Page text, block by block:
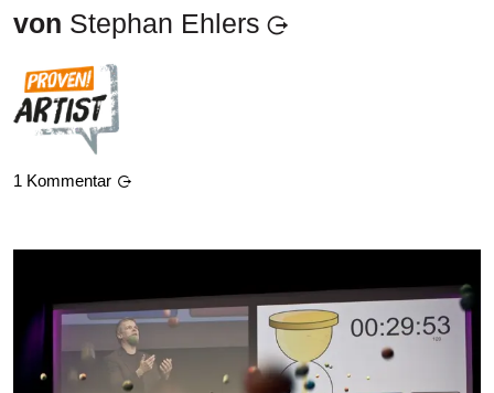
von Stephan Ehlers
1 Kommentar